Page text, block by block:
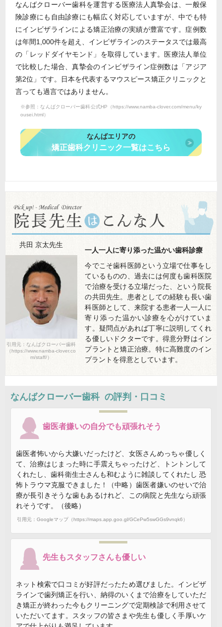
なんばクローバー歯科を運営する医療法人真摯会は、一般保
険診療にも自由診療にも幅広く対応していますが、中でも特
にインビザラインによる矯正治療の実績が豊富です。症例数
は年間1,000件を超え、インビザラインのステータスでは最高
の「レッドダイヤモンド」を取得しています。医療法人単位
で比較した場合、真摯会のインビザライン症例数は「アジア
第2位」です。日本を代表するマウスピース矯正クリニックと
言っても過言ではありません。
※参照：なんばクローバー歯科公式HP（https://www.namba-clover.com/menu/ky
ousei.html）
なんばエリアの
矯正歯科クリニック一覧はこちら
一人一人に寄り添った温かい歯科診療
今でこそ歯科医師という立場で仕事をし
ているものの、過去には何度も歯科医院
で治療を受ける立場だった、という院長
の共田先生。患者としての経験も長い歯
科医師として、来院する患者一人一人に
寄り添った温かい診療を心がけていま
す。疑問点があれば丁寧に説明してくれ
る優しいドクターです。得意分野はイン
プラントと矯正治療。特に高難度のイン
プラントを得意としています。
共田 京太先生
引用元：なんばクローバー歯科
（https://www.namba-clover.co
m/staff/）
なんばクローバー歯科 の評判・口コミ
歯医者嫌いの自分でも頑張れそう
歯医者怖いから大嫌いだったけど、女医さんめっちゃ優しく
て、治療はじまった時に手震えちゃったけど、トントンして
くれたし、歯科衛生士さんも和むように雑談してくれたし 恐
怖トラウマ克服できました！（中略）歯医者嫌いのせいで治
療が長引きそうな歯もあるけれど、この病院と先生なら頑張
れそうです。（後略）
引用元：Googleマップ（https://maps.app.goo.gl/GCePw5swGGs9vnqk6）
先生もスタッフさんも優しい
ネット検索で口コミが好評だったため選びました。インビザ
ラインで歯列矯正を行い、納得のいくまで治療をしていただ
き矯正が終わった今もクリーニングで定期検診で利用させて
いただいてます。スタッフの皆さまや先生も優しく手厚いケ